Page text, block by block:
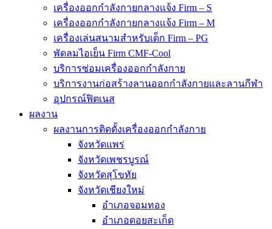
เครื่องออกกำลังกายกลางแจ้ง Firm – S
เครื่องออกกำลังกายกลางแจ้ง Firm – M
เครื่องเล่นสนามสำหรับเด็ก Firm – PG
พัดลมไอเย็น Firm CMF-Cool
บริการซ่อมเครื่องออกกำลังกาย
บริการงานก่อสร้างลานออกกำลังกายและลานกีฬา
อุปกรณ์ฟิตเนส
ผลงาน
ผลงานการติดตั้งเครื่องออกกำลังกาย
จังหวัดแพร่
จังหวัดเพชรบูรณ์
จังหวัดสุโขทัย
จังหวัดเชียงใหม่
อำเภอจอมทอง
อำเภอดอยสะเก็ด